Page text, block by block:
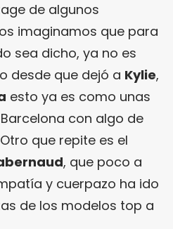
de algunos
imaginamos que para
sea dicho, ya no es
desde que dejó a Kylie,
esto ya es como unas
con algo de
que repite es el
, que poco a
y cuerpazo ha ido
de los modelos top a